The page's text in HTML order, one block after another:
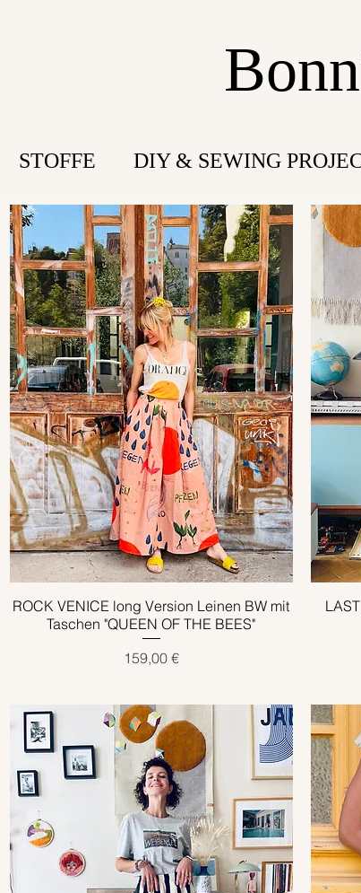
STOFFE DIY & SEWING
Schnellansicht
ROCK VENICE long Version Leinen BW mit
Taschen "QUEEN OF THE BEES"
Preis
159,00 €